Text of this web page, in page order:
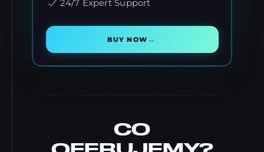
24/7 Expert Support
BUY NOW →
CO